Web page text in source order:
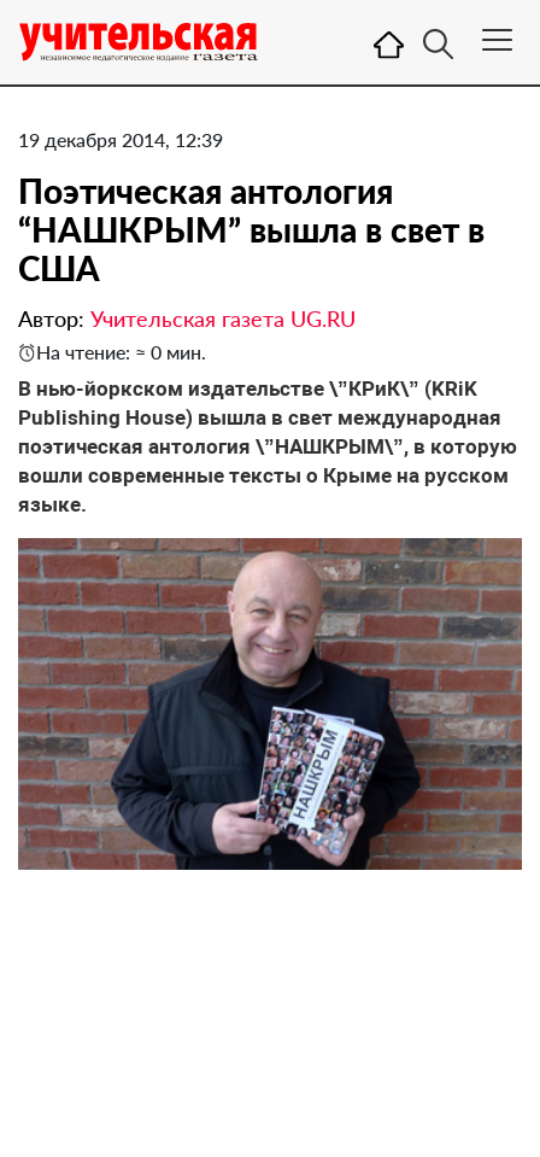
19 декабря 2014, 12:39
Поэтическая антология
“НАШКРЫМ” вышла в свет в
США
Автор: Учительская газета UG.RU
На чтение: ≈ 0 мин.
В нью-йоркском издательстве \”КРиК\” (KRiK
Publishing House) вышла в свет международная
поэтическая антология \”НАШКРЫМ\”, в которую
вошли современные тексты о Крыме на русском
языке.